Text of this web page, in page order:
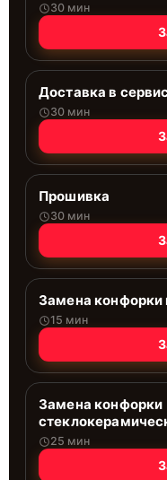
30 мин
Доставка в
30 мин
Прошивка
30 мин
Замена конфорки
15 мин
Замена конфорки
25 мин